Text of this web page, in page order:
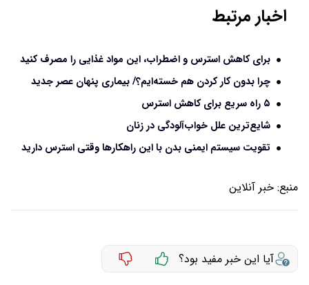
اخبار مرتبط
برای کاهش استرس و اضطراب، این مواد غذایی را مصرف کنید
چرا بدون کار کردن هم خسته‌ایم؟/ بیماری پنهان عصر جدید
۵ راه سریع برای کاهش استرس
شایع‌ترین علل خواب‌آلودگی در زنان
تقویت سیستم ایمنی بدن با این راهکارها وقتی استرس دارید
منبع: خبر آنلاین
آیا این خبر مفید بود؟